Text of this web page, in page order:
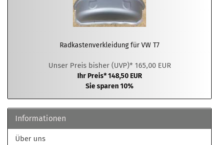
Radkastenverkleidung für VW T7
Unser Preis bisher (UVP)* 165,00 EUR
Ihr Preis* 148,50 EUR
Sie sparen 10%
Informationen
Über uns